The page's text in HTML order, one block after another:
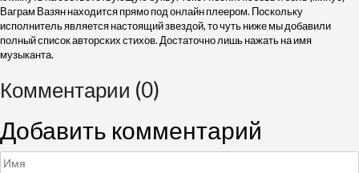
Ваграм Вазян находится прямо под онлайн плеером. Поскольку
исполнитель является настоящий звездой, то чуть ниже мы добавили
полный список авторских стихов. Достаточно лишь нажать на имя
музыканта.
Комментарии (0)
Добавить комментарий